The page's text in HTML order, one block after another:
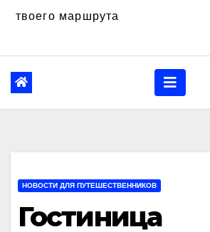
твоего маршрута
НОВОСТИ ДЛЯ ПУТЕШЕСТВЕННИКОВ
Гостиница